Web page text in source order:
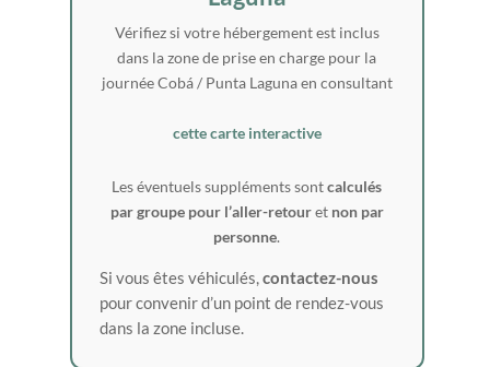
Vérifiez si votre hébergement est inclus
dans la zone de prise en charge pour la
journée Cobá / Punta Laguna en consultant
cette carte interactive
Les éventuels suppléments sontcalculés
par groupe pour l’aller-retouret non par
personne.
Si vous êtes véhiculés, contactez-nous
pour convenir d’un point de rendez-vous
dans la zone incluse.